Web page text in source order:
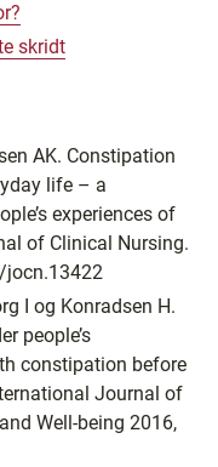
skridt
AK. Constipation
life – a
experiences of
of Clinical Nursing.
jocn.13422
I og Konradsen H.
people’s
constipation before
Journal of
Well-being 2016,